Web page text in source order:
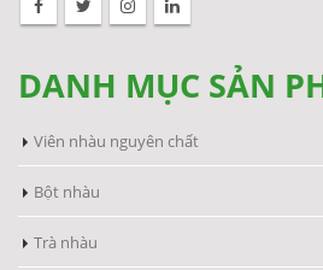
DANH MỤC SẢN
Viên nhàu nguyên chất
Bột nhàu
Trà nhàu